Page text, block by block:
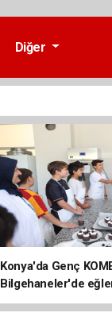
Diğer
Konya'da Genç
Bilgehaneler'de